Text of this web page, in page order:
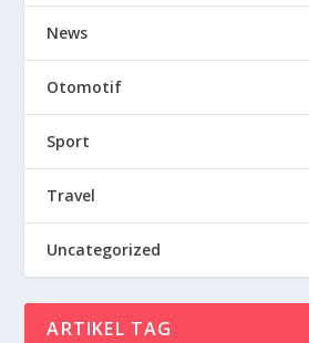
News
Otomotif
Sport
Travel
Uncategorized
ARTIKEL TAG